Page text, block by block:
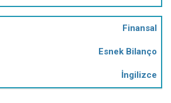
Finansal
Esnek Bilanço
İngilizce